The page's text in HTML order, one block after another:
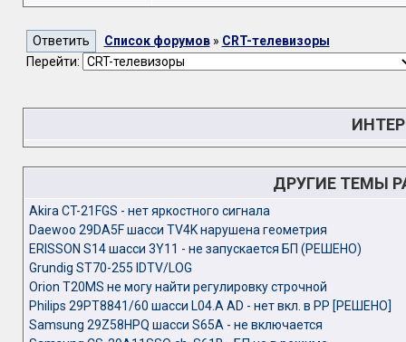
Список форумов» CRT-телевизоры
Перейти:
ДРУГИЕ ТЕМЫ
Akira CT-21FGS - нет яркостного сигнала
Daewoo 29DA5F шасси TV4K нарушена геометрия
ERISSON S14 шасси 3Y11 - не запускается БП (РЕШЕНО)
Grundig ST70-255 IDTV/LOG
Orion T20MS не могу найти регулировку строчной
Philips 29PT8841/60 шасси L04.A AD - нет вкл. в РР [РЕШЕНО]
Samsung 29Z58HPQ шасси S65A - не включается